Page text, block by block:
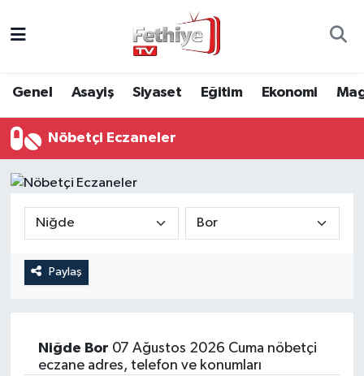
Genel Asayiş Siyaset Eğitim Ekonomi
Nöbetçi Eczaneler
Paylaş
Niğde Bor 07 Ağustos 2026 Cuma nöbetçi
eczane adres, telefon ve konumları
Asayiş
Eğitim
Ekonomi
Kültür
Spor
Muğla Hava Durumu
Muğla Namaz Vakitleri
Muğla Trafik Yoğunluk Haritası
Süper Lig Puan Durumu ve Fikstür
Tüm Manşetler
Haber Arşivi